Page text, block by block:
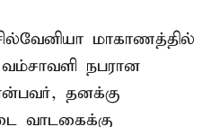
மாகாணத்தில்
நபரான
தனக்கு
வாடகைக்கு